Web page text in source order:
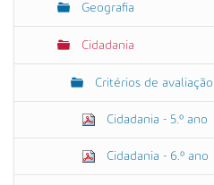
Geografia
Cidadania
Critérios de avaliação
Cidadania - 5.º ano
Cidadania - 6.º ano